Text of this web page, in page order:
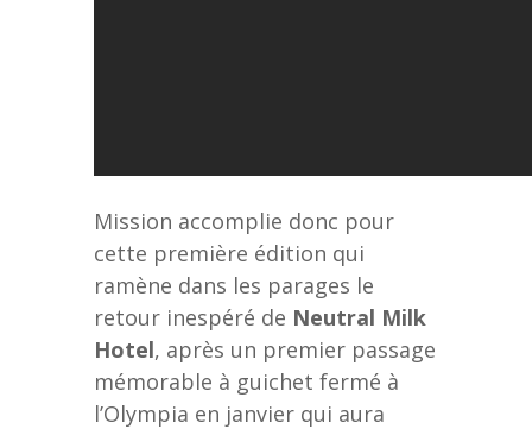
Mission accomplie donc pour
cette première édition qui
ramène dans les parages le
retour inespéré de Neutral Milk
Hotel, après un premier passage
mémorable à guichet fermé à
l’Olympia en janvier qui aura